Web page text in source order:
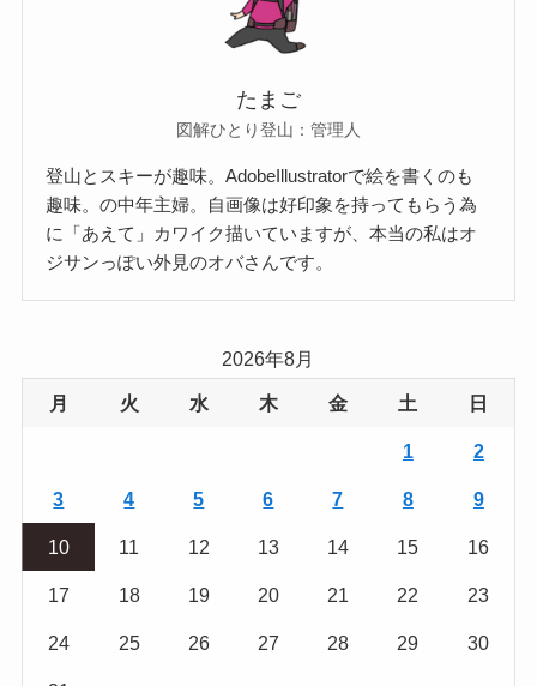
たまご
図解ひとり登山：管理人
登山とスキーが趣味。AdobeIllustratorで絵を書くのも
趣味。の中年主婦。自画像は好印象を持ってもらう為
に「あえて」カワイク描いていますが、本当の私はオ
ジサンっぽい外見のオバさんです。
2026年8月
月 火 水 木 金 土 日
1 2
3 4 5 6 7 8 9
10 11 12 13 14 15 16
17 18 19 20 21 22 23
24 25 26 27 28 29 30